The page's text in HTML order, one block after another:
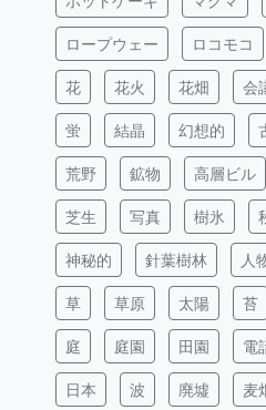
ロープウェー ロコモコ
花 花火 花畑 会
蛍 結晶 幻想的
荒野 鉱物 高層ビル
芝生 写真 樹氷
神秘的 針葉樹林 人
草 草原 太陽 苔
庭 庭園 田園 電
日本 波 廃墟 麦